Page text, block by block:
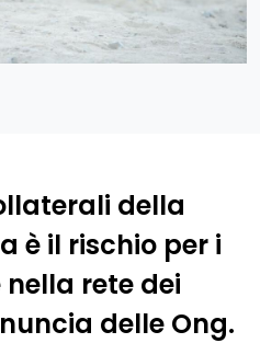
della
è il rischio per i
rete dei
delle Ong.